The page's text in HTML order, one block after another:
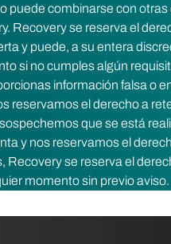
puede combinarse con
Recovery se reserva el
y puede, a su entera
si no cumples algún
información falsa o
reservamos el derecho a
que se está
y nos reservamos el
Recovery se reserva el
momento sin previo aviso.